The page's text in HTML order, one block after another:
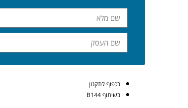
בכפוף לתקנון
בשיתוף B144